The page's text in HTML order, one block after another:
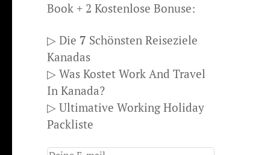
Book + 2 Kostenlose Bonuse:
▷ Die 7 Schönsten Reiseziele
Kanadas
▷ Was Kostet Work And Travel
In Kanada?
▷ Ultimative Working Holiday
Packliste